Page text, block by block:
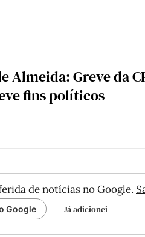
Almeida: Greve da
fins políticos
de notícias no Google.
Google Já adicionei